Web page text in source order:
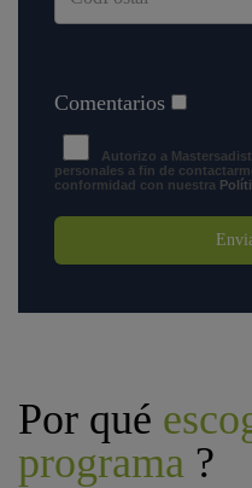
Comentarios
Autorizo a
personales a fin de
conformidad con nuestra
Por qué
programa ?